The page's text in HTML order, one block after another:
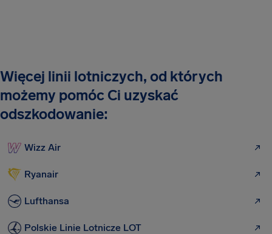
Więcej linii lotniczych, od których
możemy pomóc Ci uzyskać
odszkodowanie:
Wizz Air
Ryanair
Lufthansa
Polskie Linie Lotnicze LOT